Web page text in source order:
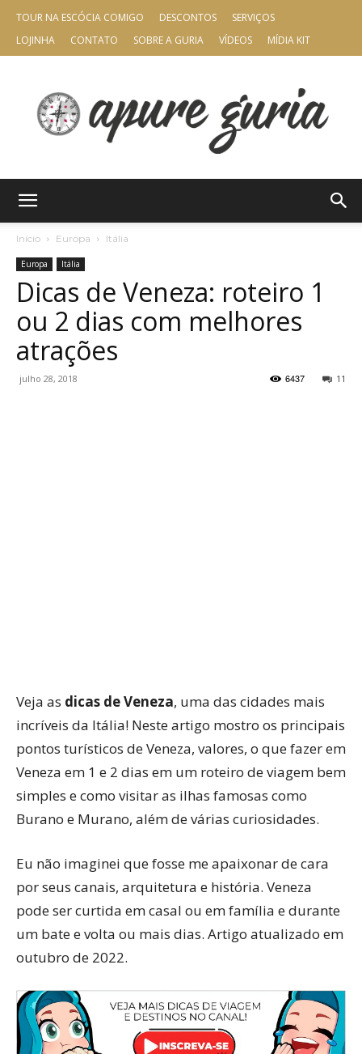
TOUR NA ESCÓCIA COMIGO DESCONTOS
SERVIÇOS
LOJINHA
CONTATO SOBRE A GURIA VÍDEOS MÍDIA KIT
Guria
Início Europa Itália
Europa Itália
Dicas de Veneza: roteiro 1
ou 2 dias com melhores
atrações
julho 28, 2018 11
6437
Veja as dicas de Veneza, uma das cidades mais
incríveis da Itália! Neste artigo mostro os principais
pontos turísticos de Veneza, valores, o que fazer em
Veneza em 1 e 2 dias em um roteiro de viagem bem
simples e como visitar as ilhas famosas como
Burano e Murano, além de várias curiosidades.
Eu não imaginei que fosse me apaixonar de cara
por seus canais, arquitetura e história. Veneza
pode ser curtida em casal ou em família e durante
um bate e volta ou mais dias. Artigo atualizado em
outubro de 2022.